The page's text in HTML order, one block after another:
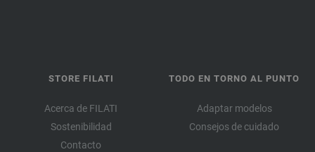
STORE FILATI
Acerca de FILATI
Sostenibilidad
Contacto
TODO EN TORNO AL PUNTO
Adaptar modelos
Consejos de cuidado